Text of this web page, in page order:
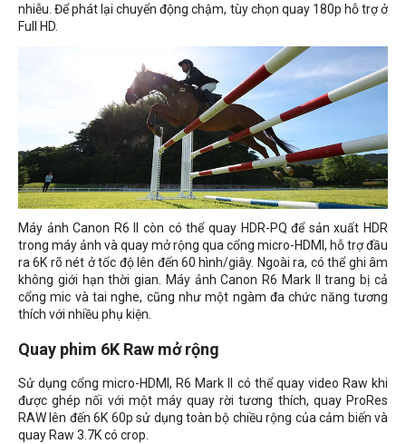
nhiễu. Để phát lại chuyển động chậm, tùy chọn quay 180p hỗ trợ ở
Full HD.
Máy ảnh Canon R6 II còn có thể quay HDR-PQ để sản xuất HDR
trong máy ảnh và quay mở rộng qua cổng micro-HDMI, hỗ trợ đầu
ra 6K rõ nét ở tốc độ lên đến 60 hình/giây. Ngoài ra, có thể ghi âm
không giới hạn thời gian. Máy ảnh Canon R6 Mark II trang bị cả
cổng mic và tai nghe, cũng như một ngàm đa chức năng tương
thích với nhiều phụ kiện.
Quay phim 6K Raw mở rộng
Sử dụng cổng micro-HDMI, R6 Mark II có thể quay video Raw khi
được ghép nối với một máy quay rời tương thích, quay ProRes
RAW lên đến 6K 60p sử dụng toàn bộ chiều rộng của cảm biến và
quay Raw 3.7K có crop.